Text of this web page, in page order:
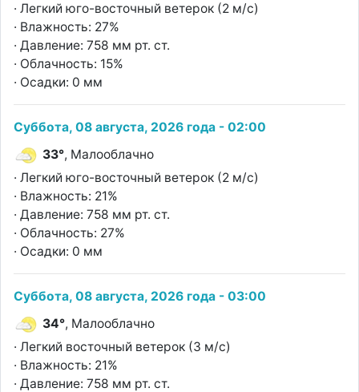
· Легкий юго-восточный ветерок (2 м/с)
· Влажность: 27%
· Давление: 758 мм рт. ст.
· Облачность: 15%
· Осадки: 0 мм
Суббота, 08 августа, 2026 года - 02:00
33°, Малооблачно
· Легкий юго-восточный ветерок (2 м/с)
· Влажность: 21%
· Давление: 758 мм рт. ст.
· Облачность: 27%
· Осадки: 0 мм
Суббота, 08 августа, 2026 года - 03:00
34°, Малооблачно
· Легкий восточный ветерок (3 м/с)
· Влажность: 21%
· Давление: 758 мм рт. ст.